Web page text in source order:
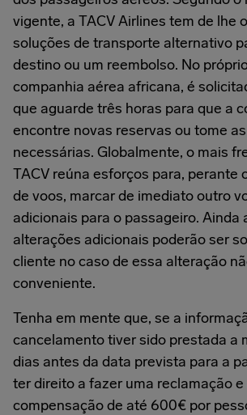
vigente, a TACV Airlines tem de lhe
soluções de transporte alternativo
destino ou um reembolso. No
companhia aérea africana, é
que aguarde três horas para que a
encontre novas reservas ou tome
necessárias. Globalmente, o mais
TACV reúna esforços para, perante
de voos, marcar de imediato outro
adicionais para o passageiro. Ainda
alterações adicionais poderão ser
cliente no caso de essa alteração
conveniente.
Tenha em mente que, se a
cancelamento tiver sido prestada a
dias antes da data prevista para a
ter direito a fazer uma reclamação
compensação de até 600€ por